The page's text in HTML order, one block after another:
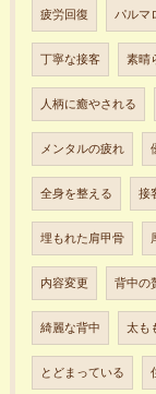
疲労回復 パルマ
丁寧な接客 素晴
人柄に癒やされる
メンタルの疲れ
全身を整える 接
埋もれた肩甲骨
内容変更 背中の
綺麗な背中 太も
とどまっている